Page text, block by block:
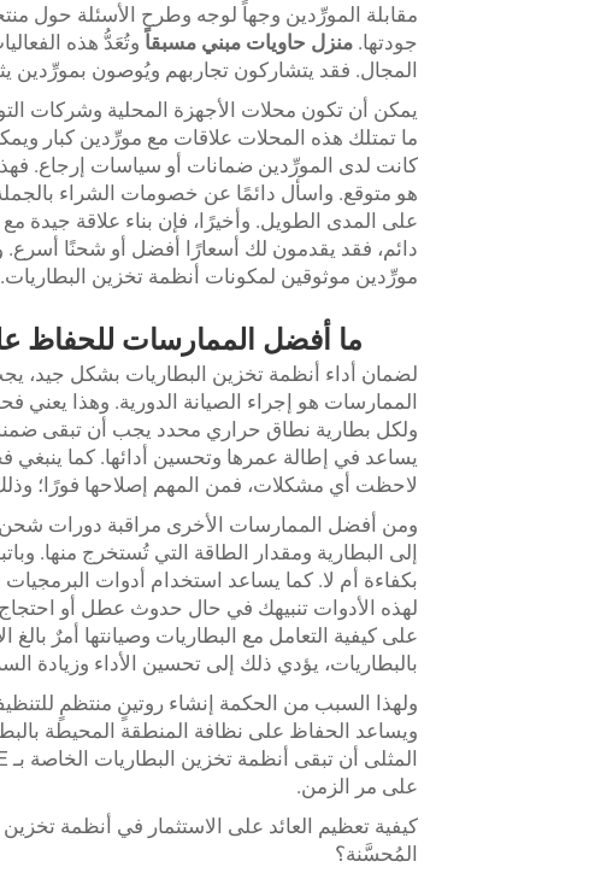
مقابلة المورِّدين وجهاً لوجه وطرح الأسئلة حول
جودتها. منزل حاويات مبني مسبقاً وتُعَدُّ هذه
المجال. فقد يتشاركون تجاربهم ويُوصون بمورِّدين
يمكن أن تكون محلات الأجهزة المحلية وشركات
ما تمتلك هذه المحلات علاقات مع مورِّدين كبار
كانت لدى المورِّدين ضمانات أو سياسات إرجاع.
هو متوقع. واسأل دائمًا عن خصومات الشراء
على المدى الطويل. وأخيرًا، فإن بناء علاقة جيدة
مورِّدين موثوقين لمكونات أنظمة تخزين البطاريات.
ما أفضل الممارسات للحفاظ
الممارسات هو إجراء الصيانة الدورية. وهذا
ولكل بطارية نطاق حراري محدد يجب أن تبقى
يساعد في إطالة عمرها وتحسين أدائها. كما
لاحظت أي مشكلات، فمن المهم إصلاحها فورًا؛
ومن أفضل الممارسات الأخرى مراقبة دورات شحن
إلى البطارية ومقدار الطاقة التي تُستخرج منها.
بكفاءة أم لا. كما يساعد استخدام أدوات البرمجيات
لهذه الأدوات تنبيهك في حال حدوث عطل أو احتجاج
على كيفية التعامل مع البطاريات وصيانتها أمرٌ بالغ
بالبطاريات، يؤدي ذلك إلى تحسين الأداء وزيادة
ولهذا السبب من الحكمة إنشاء روتينٍ منتظمٍ
ويساعد الحفاظ على نظافة المنطقة المحيطة
على مر الزمن.
كيفية تعظيم العائد على الاستثمار في أنظمة
المُحسَّنة؟